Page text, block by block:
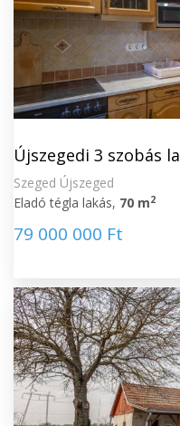
Újszegedi 3 szobás
Szeged Újszeged
Eladó tégla lakás, 70 m2
79 000 000 Ft